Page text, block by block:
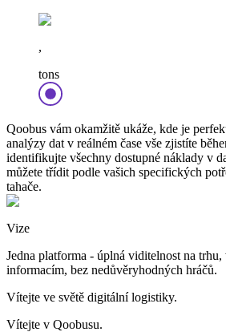
,
tons
Qoobus vám okamžitě ukáže, kde je
analýzy dat v reálném čase vše zjistíte
identifikujte všechny dostupné náklady v
můžete třídit podle vašich specifických
tahače.
Vize
Jedna platforma - úplná viditelnost na
informacím, bez nedůvěryhodných hráčů.
Vítejte ve světě digitální logistiky.
Vítejte v Qoobusu.